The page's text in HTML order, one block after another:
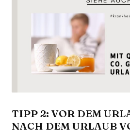
TIPP 2: VOR DEM
NACH DEM URLAUB